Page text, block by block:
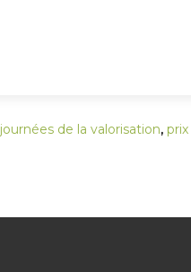
journées de la valorisation,